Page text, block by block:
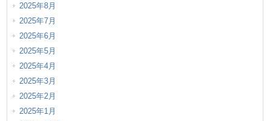
2025年8月
2025年7月
2025年6月
2025年5月
2025年4月
2025年3月
2025年2月
2025年1月